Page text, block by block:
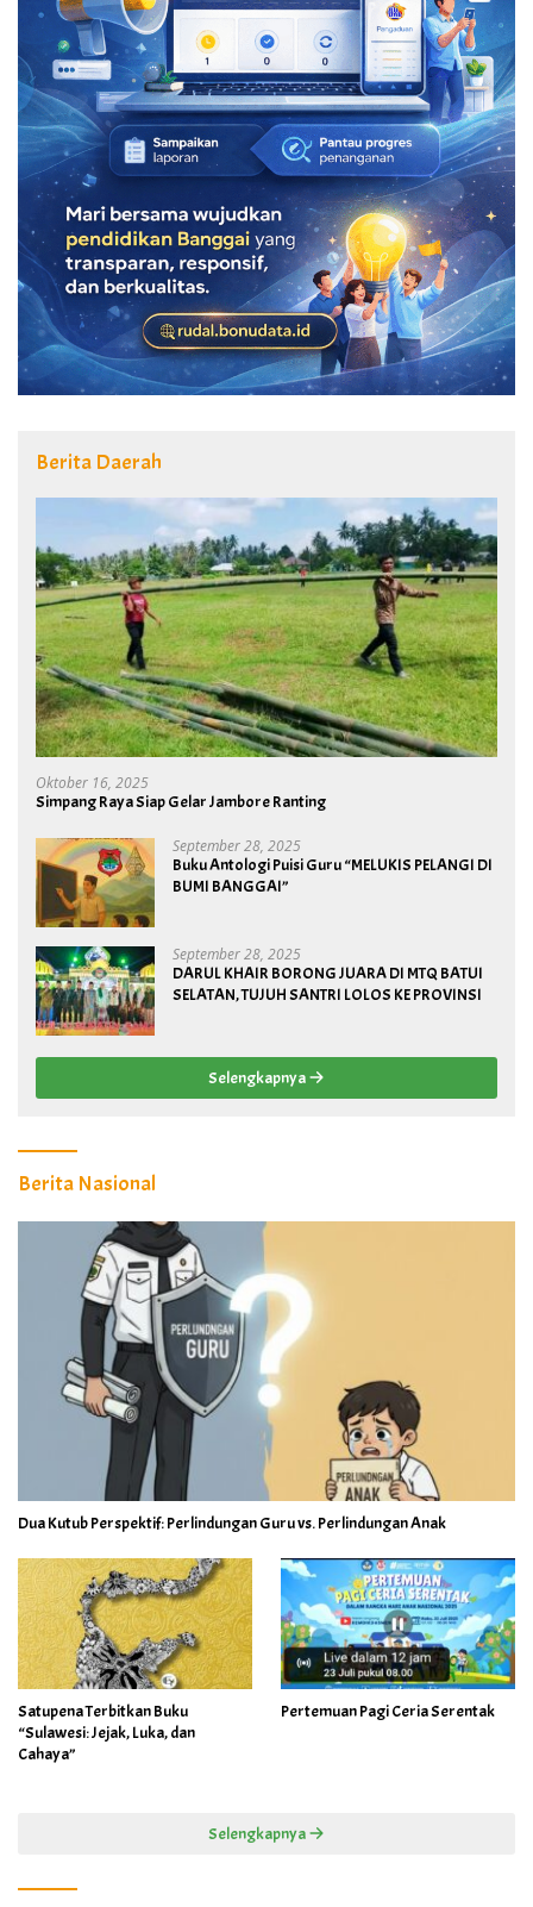
Berita Daerah
Oktober 16, 2025
Simpang Raya Siap Gelar Jambore Ranting
September 28, 2025
Buku Antologi Puisi Guru “MELUKIS PELANGI DI
BUMI BANGGAI”
September 28, 2025
DARUL KHAIR BORONG JUARA DI MTQ BATUI
SELATAN, TUJUH SANTRI LOLOS KE PROVINSI
Selengkapnya
Berita Nasional
Dua Kutub Perspektif: Perlindungan Guru vs. Perlindungan Anak
Satupena Terbitkan Buku
“Sulawesi: Jejak, Luka, dan
Cahaya”
Pertemuan Pagi Ceria Serentak
Selengkapnya